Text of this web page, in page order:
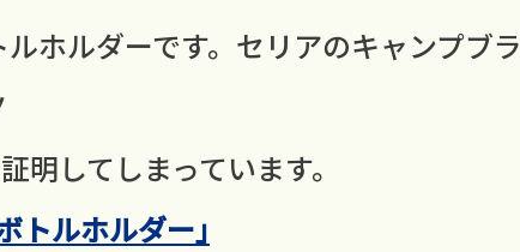
ホルダーです。セリアのキャンプブラ
明してしまっています。
トルホルダー｣